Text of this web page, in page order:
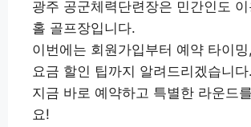
광주 공군체력단련장은 민간인도
홀 골프장입니다.
이번에는 회원가입부터 예약 타이
요금 할인 팁까지 알려드리겠습니다.
지금 바로 예약하고 특별한 라운드
요!